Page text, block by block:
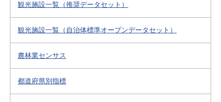
観光施設一覧（推奨データセット）
観光施設一覧（自治体標準オープンデータセット）
農林業センサス
都道府県別指標